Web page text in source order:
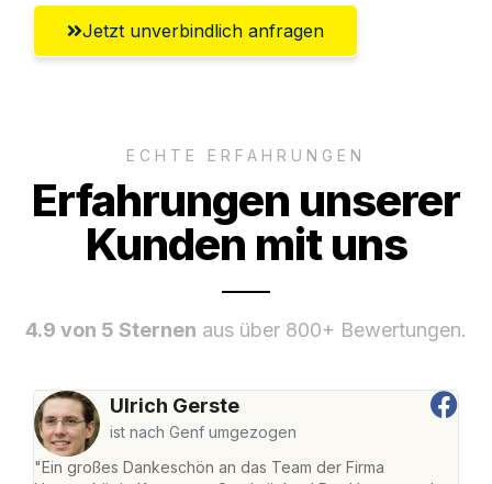
Jetzt unverbindlich anfragen
ECHTE ERFAHRUNGEN
Erfahrungen unserer
Kunden mit uns
4.9 von 5 Sternen aus über 800+ Bewertungen.
Ulrich Gerste
ist nach Genf umgezogen
"Ein großes Dankeschön an das Team der Firma